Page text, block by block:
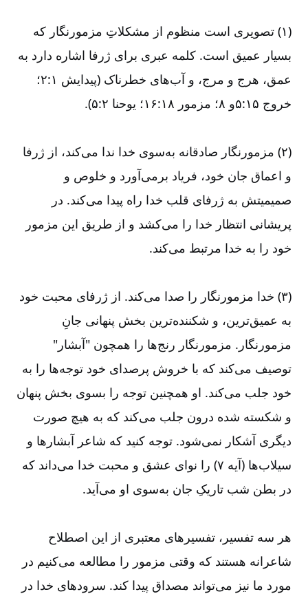
(۱)‏ تصویری است منظوم از مشکلاتِ مزمورنگار که
بسیار عمیق است. کلمه عبری برای ژرفا اشاره دارد به
عمق، هرج و مرج، و آب‌‌های خطرناک (پیدایش ۱:‏۲؛
خروج ۱۵:‏۵و ۸؛ مزمور ۱۸:‏۱۶؛ یوحنا ۲:‏۵).
(۲)‏ مزمورنگار صادقانه به‌‌سوی خدا ندا می‌‌کند، از ژرفا
و اعماق جان خود، فریاد برمی‌‌آورد و خلوص و
صمیمیتش به ژرفای قلب خدا راه پیدا می‌‌کند. در
پریشانی انتظار خدا را می‌‌کشد و از طریق این مزمور
خود را به خدا مرتبط می‌‌کند.
(۳)‏ خدا مزمورنگار را صدا می‌‌کند. از ژرفای محبت خود
به عمیق‌‌ترین، و شکننده‌‌ترین بخش پنهانی جانِ
مزمورنگار. مزمورنگار رنج‌‌ها را همچون "آبشار"
توصیف می‌‌کند که با خروش پرصدای خود توجه‌‌ها را به
خود جلب می‌‌کند. او همچنین توجه را بسوی بخش پنهان
و شکسته شده درون جلب می‌‌کند که به هیچ صورت
دیگری آشکار نمی‌‌شود. توجه کنید که شاعر آبشارها و
سیلاب‌‌ها (آیه ۷) را نوای عشق و محبت خدا می‌‌داند که
در بطن شب تاریکِ جان به‌‌سوی او می‌‌آید.
هر سه تفسیر، تفسیرهای معتبری از این اصطلاح
شاعرانه هستند که وقتی مزمور را مطالعه می‌‌کنیم در
مورد ما نیز می‌‌تواند مصداق پیدا کند. سرودهای خدا در